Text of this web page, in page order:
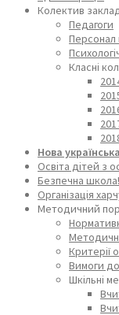
Колектив
Педагоги
Класні
Нова
Освіта дітей з
Безпечна школа!
Організація
Методичний
Критерії
Вимоги
Шкільні